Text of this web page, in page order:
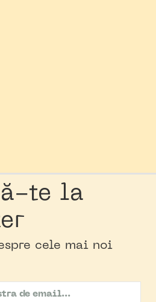
te la
cele mai noi